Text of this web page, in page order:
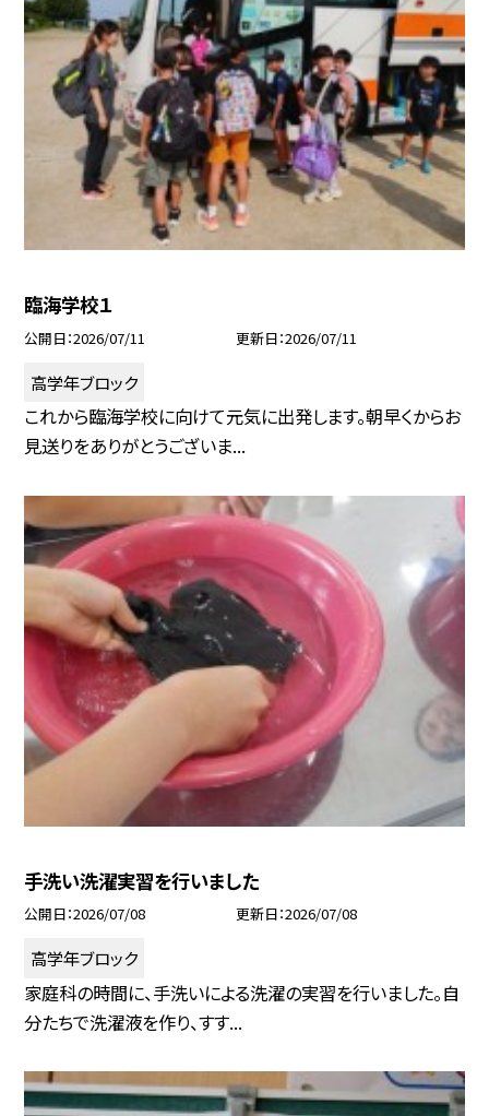
臨海学校１
公開日 2026/07/11 更新日 2026/07/11
高学年ブロック
これから臨海学校に向けて元気に出発します。朝早くからお
見送りをありがとうございま...
手洗い洗濯実習を行いました
公開日 2026/07/08 更新日 2026/07/08
高学年ブロック
家庭科の時間に、手洗いによる洗濯の実習を行いました。自
分たちで洗濯液を作り、すす...